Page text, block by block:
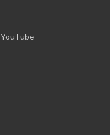
YouTube